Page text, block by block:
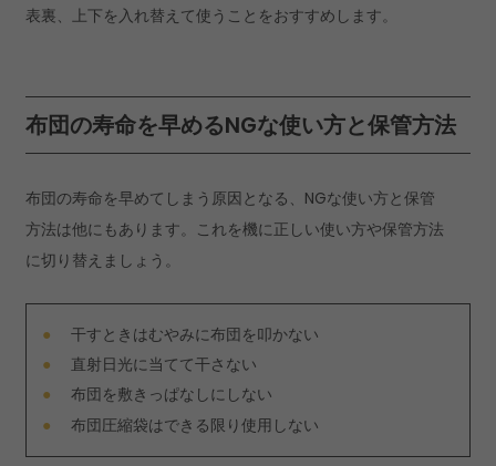
表裏、上下を入れ替えて使うことをおすすめします。
布団の寿命を早めるNGな使い方と保管方法
布団の寿命を早めてしまう原因となる、NGな使い方と保管
方法は他にもあります。これを機に正しい使い方や保管方法
に切り替えましょう。
干すときはむやみに布団を叩かない
直射日光に当てて干さない
布団を敷きっぱなしにしない
布団圧縮袋はできる限り使用しない